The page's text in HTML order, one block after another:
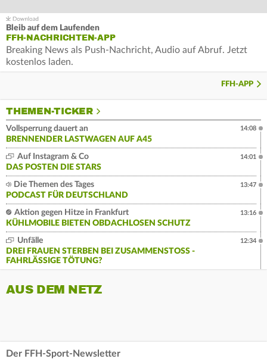
Bleib auf dem Laufenden
FFH-NACHRICHTEN-APP
Breaking News als Push-Nachricht, Audio auf Abruf. Jetzt
kostenlos laden.
FFH-APP
THEMEN-TICKER
Vollsperrung dauert an
BRENNENDER LASTWAGEN AUF A45
14:08
Auf Instagram & Co
DAS POSTEN DIE STARS
14:01
Die Themen des Tages
PODCAST FÜR DEUTSCHLAND
13:47
Aktion gegen Hitze in Frankfurt
KÜHLMOBILE BIETEN OBDACHLOSEN SCHUTZ
13:16
Unfälle
DREI FRAUEN STERBEN BEI ZUSAMMENSTOSS - F
AHRLÄSSIGE TÖTUNG?
12:34
AUS DEM NETZ
Der FFH-Sport-Newsletter